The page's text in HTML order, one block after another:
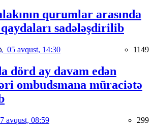
qurumlar arasında
sadələşdirilib
05 avqust, 14:30 1149
dörd ay davam edən
ombudsmana müraciətə
avqust, 08:59 299